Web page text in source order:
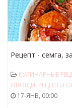
Рецепт - семга,
КУЛИНАРНЫЕ
ОВОЩИ. РЕЦЕПТЫ
17-ЯНВ, 00:00